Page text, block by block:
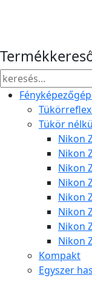
Tükör
Nikon
Nikon
Nikon
Nikon
Nikon
Nikon
Nikon
Nikon
Kompakt
Egyszer